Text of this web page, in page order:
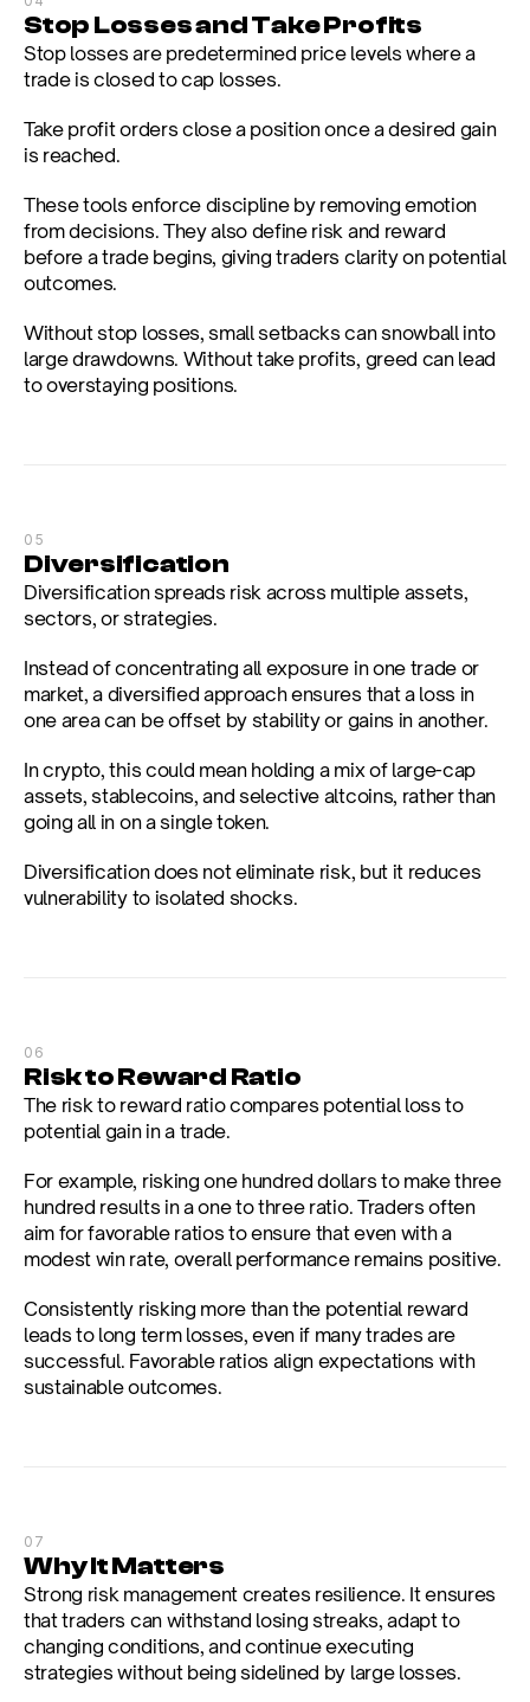
Stop Losses and Take Profits
Stop losses are predetermined price levels where a
trade is closed to cap losses.
Take profit orders close a position once a desired gain
is reached.
These tools enforce discipline by removing emotion
from decisions. They also define risk and reward
before a trade begins, giving traders clarity on potential
outcomes.
Without stop losses, small setbacks can snowball into
large drawdowns. Without take profits, greed can lead
to overstaying positions.
05
Diversification
Diversification spreads risk across multiple assets,
sectors, or strategies.
Instead of concentrating all exposure in one trade or
market, a diversified approach ensures that a loss in
one area can be offset by stability or gains in another.
In crypto, this could mean holding a mix of large-cap
assets, stablecoins, and selective altcoins, rather than
going all in on a single token.
Diversification does not eliminate risk, but it reduces
vulnerability to isolated shocks.
06
Risk to Reward Ratio
The risk to reward ratio compares potential loss to
potential gain in a trade.
For example, risking one hundred dollars to make three
hundred results in a one to three ratio. Traders often
aim for favorable ratios to ensure that even with a
modest win rate, overall performance remains positive.
Consistently risking more than the potential reward
leads to long term losses, even if many trades are
successful. Favorable ratios align expectations with
sustainable outcomes.
07
Why It Matters
Strong risk management creates resilience. It ensures
that traders can withstand losing streaks, adapt to
changing conditions, and continue executing
strategies without being sidelined by large losses.